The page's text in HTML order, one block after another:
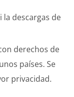
la descargas de
derechos de
países. Se
privacidad.